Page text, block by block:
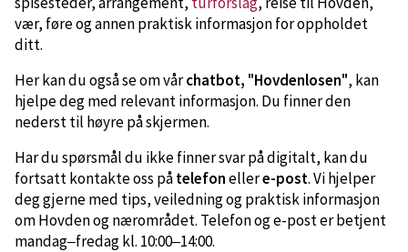
vær, føre og annen praktisk informasjon for oppholdet
ditt.
Her kan du også se om vårchatbot, "Hovdenlosen", kan
hjelpe deg med relevant informasjon. Du finner den
nederst til høyre på skjermen.
Har du spørsmål du ikke finner svar på digitalt, kan du
fortsatt kontakte oss påtelefonellere-post. Vi hjelper
deg gjerne med tips, veiledning og praktisk informasjon
om Hovden og nærområdet. Telefon og e-post er betjent
mandag–fredag kl. 10:00–14:00.